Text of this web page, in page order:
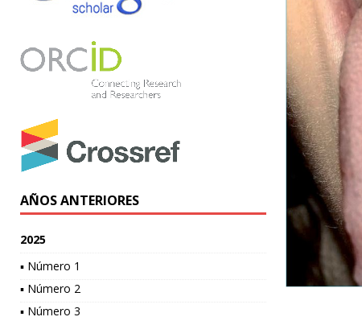
AÑOS ANTERIORES
2025
▪ Número 1
▪ Número 2
▪ Número 3